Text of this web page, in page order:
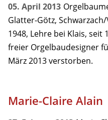
05. April 2013
Glatter-Götz,
1948, Lehre bei Klais, seit
freier Orgelbaudesigner
März 2013 verstorben.
Marie-Claire Alain